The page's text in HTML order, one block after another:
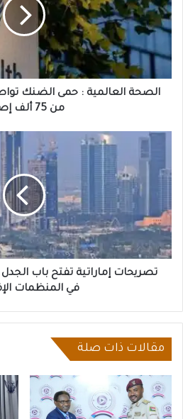
حمى
الضنك
تواصل
السودان
الصحة العالمية : حمى الضنك
من 75 ألف إصابة
تصريحات
تفتح
حول
مستقبل
العضوية
في
المنظمات
تصريحات إماراتية تفتح باب
في المنظمات
مقالات ذات صلة